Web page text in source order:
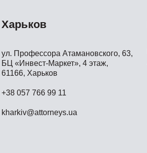
Харьков
ул. Профессора Атамановского, 63,
БЦ «Инвест-Маркет», 4 этаж,
61166, Харьков
+38 057 766 99 11
kharkiv@attorneys.ua